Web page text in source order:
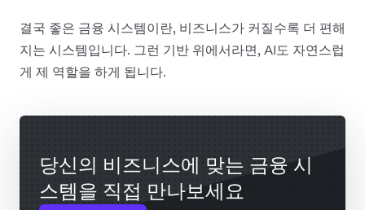
결국 좋은 금융 시스템이란, 비즈니스가 커질수록 더 편해
지는 시스템입니다. 그런 기반 위에서라면, AI도 자연스럽
게 제 역할을 하게 됩니다.
당신의 비즈니스에 맞는 금융 시
스템을 직접 만나보세요